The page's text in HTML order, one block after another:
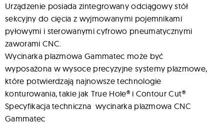
Urządzenie posiada zintegrowany odciągowy stół
sekcyjny do cięcia z wyjmowanymi pojemnikami
pyłowymi i sterowanymi cyfrowo pneumatycznymi
zaworami CNC.
Wycinarka plazmowa Gammatec może być
wyposażona w wysoce precyzyjne systemy plazmowe,
które potwierdzają najnowsze technologie
konturowania, takie jak True Hole® i Contour Cut®
Specyfikacja techniczna wycinarka plazmowa CNC
Gammatec